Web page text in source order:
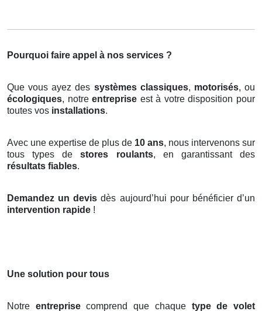
Pourquoi faire appel à nos services ?
Que vous ayez des systèmes classiques, motorisés, ou
écologiques, notreentreprise est à votre disposition pour
toutes vos installations.
Avec une expertise de plus de 10 ans, nous intervenons sur
tous types destores roulants, en garantissant des
résultats fiables.
Demandez un devis dès aujourd’hui pour bénéficier d’un
intervention rapide !
Une solution pour tous
Notre entreprisecomprend que chaque type de volet